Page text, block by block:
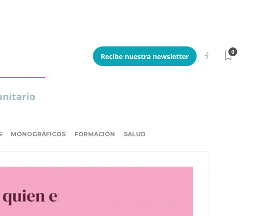
Recibe nuestra newsletter
0
MONOGRÁFICOS FORMACIÓN SALUD